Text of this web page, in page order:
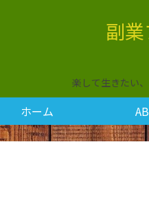
副
楽して生きたい
ホーム